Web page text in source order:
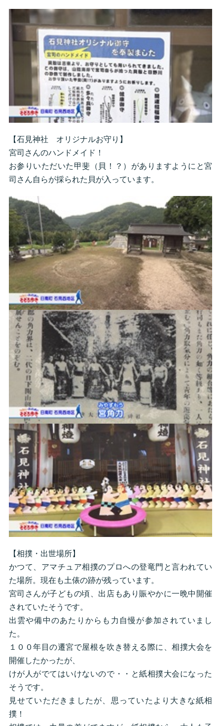
【石見神社 オリジナルお守り】
宮司さんのハンドメイド！
お参りいただいた甲斐（貝！？）がありますようにと宮
司さん自らが採られた貝が入っています。
【相撲・出世場所】
かつて、アマチュア相撲のプロへの登竜門と言われてい
た場所。現在も土俵の跡が残っています。
宮司さんが子どもの頃、出店もあり賑やかに一晩中開催
されていたそうです。
出雲や備中のあたりからも力自慢が参加されていまし
た。
１００年目の遷宮で屋根を吹き替える際に、相撲大会を
開催したかったが、
けが人がでてはいけないので・・と紙相撲大会になった
そうです。
見せていただきましたが、思っていたより大きな紙相
撲！